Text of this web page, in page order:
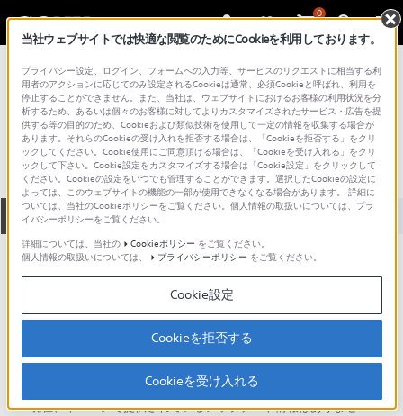
0
総合サポート・お問い合わせ アクセサリー （カメラ／ビデオカメラ）
VMC-10
全て ダウンロード 取扱説明書 Q&A
動画でサポートご利用にあたってのお願い
サポート動画をご利用の際にはソーシャ
ルメディア利用規約をご確認ください。
ダウンロード
現在、本ページで提供されているアップデート情報はありませ
当社ウェブサイトでは快適な閲覧のためにCookieを利用しております。
プライバシー設定、ログイン、フォームへの入力等、サービスのリクエストに相当する利
用者のアクションに応じてのみ設定されるCookieは通常、必須Cookieと呼ばれ、利用を
停止することができません。また、当社は、ウェブサイトにおけるお客様の利用状況を分
析するため、あるいは個々のお客様に対してよりカスタマイズされたサービス・広告を提
供する等の目的のため、Cookieおよび類似技術を使用して一定の情報を収集する場合が
あります。それらのCookieの受け入れを拒否する場合は、「Cookieを拒否する」をクリ
ックしてください。Cookie使用にご同意頂ける場合は、「Cookieを受け入れる」をクリ
ックして下さい。Cookie設定をカスタマイズする場合は「Cookie設定」をクリックして
ください。Cookieの設定をいつでも管理することができます。選択したCookieの設定に
よっては、このウェブサイトの機能の一部が使用できなくなる場合があります。 詳細に
ついては、当社のCookieポリシーをご覧ください。個人情報の取扱いについては、プラ
イバシーポリシーをご覧ください。
詳細については、当社の
Cookieポリシー をご覧ください。
個人情報の取扱いについては、
プライバシーポリシー をご覧ください。
Cookie設定
Cookieを拒否する
Cookieを受け入れる